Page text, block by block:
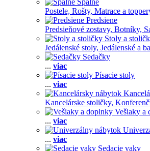
Spálne
Postele, Rošty, Matrace a
Predsiene
Predsieňové zostavy, Botníky,
Stoly a
Jedálenské stoly, Jedálenské a
Sedačky
... viac
Písacie stoly
... viac
Kancelárske stoličky,
Vešiaky a
... viac
... viac
Sedacie vaky